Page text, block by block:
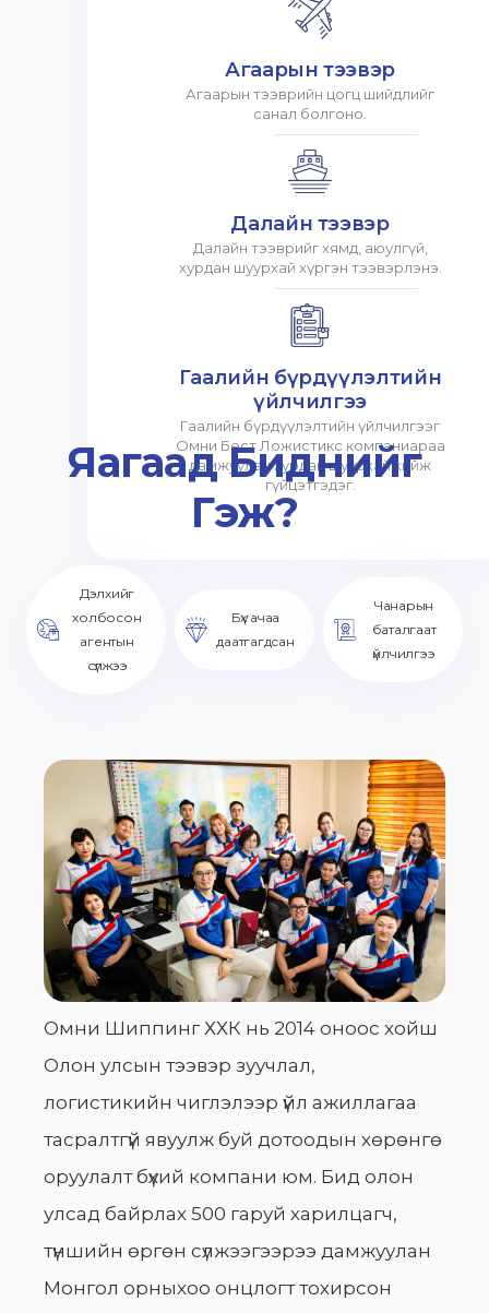
Агаарын тээвэр
Агаарын тээврийн цогц шийдлийг
санал болгоно.
Далайн тээвэр
Далайн тээврийг хямд, аюулгүй,
хурдан шуурхай хүргэн тээвэрлэнэ.
Гаалийн бүрдүүлэлтийн
үйлчилгээ
Гаалийн бүрдүүлэлтийн үйлчилгээг
Омни Бест Ложистикс компаниараа
дамжуулан хурдан шуурхай хийж
гүйцэтгэдэг.
Яагаад Биднийг
Гэж?
Дэлхийг
холбосон
агентын
сүлжээ
Бүх ачаа
даатгагдсан
Чанарын
баталгаат
үйлчилгээ
Омни Шиппинг ХХК нь 2014 оноос хойш
Олон улсын тээвэр зуучлал,
логистикийн чиглэлээр үйл ажиллагаа
тасралтгүй явуулж буй дотоодын хөрөнгө
оруулалт бүхий компани юм. Бид олон
улсад байрлах 500 гаруй харилцагч,
түншийн өргөн сүлжээгээрээ дамжуулан
Монгол орныхоо онцлогт тохирсон